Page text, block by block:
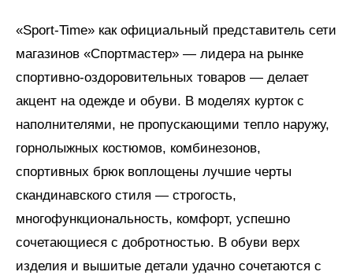
«Sport-Time» как официальный представитель сети
магазинов «Спортмастер» — лидера на рынке
спортивно-оздоровительных товаров — делает
акцент на одежде и обуви. В моделях курток с
наполнителями, не пропускающими тепло наружу,
горнолыжных костюмов, комбинезонов,
спортивных брюк воплощены лучшие черты
скандинавского стиля — строгость,
многофункциональность, комфорт, успешно
сочетающиеся с добротностью. В обуви верх
изделия и вышитые детали удачно сочетаются с